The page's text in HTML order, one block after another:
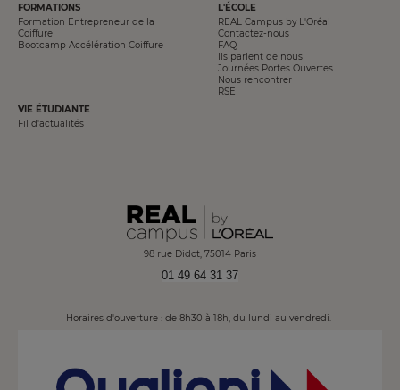
PIED
DE
PAGE
FORMATIONS
Formation Entrepreneur de la
Coiffure
Bootcamp Accélération Coiffure
L'ÉCOLE
REAL Campus by L'Oréal
Contactez-nous
FAQ
Ils parlent de nous
Journées Portes Ouvertes
Nous rencontrer
RSE
VIE ÉTUDIANTE
Fil d'actualités
98 rue Didot, 75014 Paris
01 49 64 31 37
Horaires d'ouverture : de 8h30 à 18h, du lundi au vendredi.